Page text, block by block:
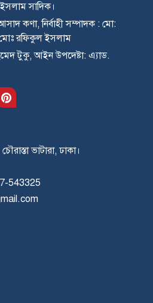
সাদিক।
কণা, নির্বাহী সম্পাদক : মো:
মোঃ রফিকুল ইসলাম
টুকু, আইন উপদেষ্টা: এ্যাড.
ভাটারা, ঢাকা।
543325